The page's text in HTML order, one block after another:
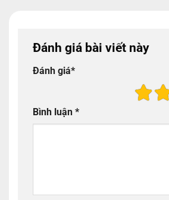
Đánh giá bài viết này
Đánh giá*
Bình luận *